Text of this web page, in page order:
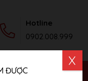
Hotline
0902.008.999
ĐƯỢC
X